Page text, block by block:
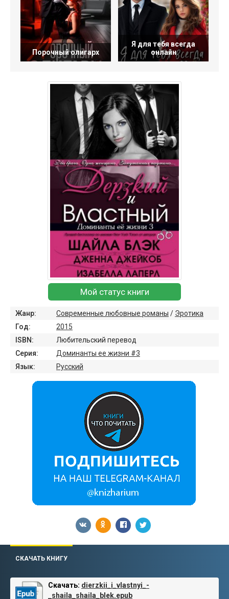
Порочный олигарх
Я для тебя всегда
онлайн
Мой статус книги
Жанр: Современные любовные романы / Эротика
Год:
2015
ISBN:
Любительский перевод
Серия:
Доминанты ее жизни #3
Язык:
Русский
СКАЧАТЬ КНИГУ
Скачать: dierzkii_i_vlastnyi_-
_shaila_shaila_blek.epub